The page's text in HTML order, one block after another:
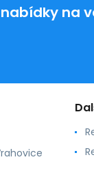
na